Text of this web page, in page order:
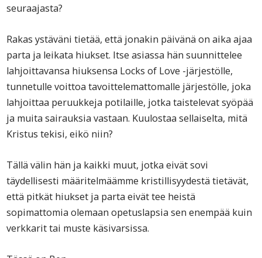
seuraajasta?
Rakas ystäväni tietää, että jonakin päivänä on aika ajaa
parta ja leikata hiukset. Itse asiassa hän suunnittelee
lahjoittavansa hiuksensa Locks of Love -järjestölle,
tunnetulle voittoa tavoittelemattomalle järjestölle, joka
lahjoittaa peruukkeja potilaille, jotka taistelevat syöpää
ja muita sairauksia vastaan. Kuulostaa sellaiselta, mitä
Kristus tekisi, eikö niin?
Tällä välin hän ja kaikki muut, jotka eivät sovi
täydellisesti määritelmäämme kristillisyydestä tietävät,
että pitkät hiukset ja parta eivät tee heistä
sopimattomia olemaan opetuslapsia sen enempää kuin
verkkarit tai muste käsivarsissa.